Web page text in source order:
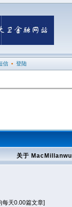
信 • 登陆
关于 MacMillanwu
每天0.00篇文章]